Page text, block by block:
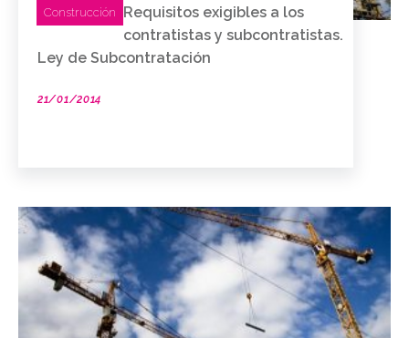
Construcción
Requisitos exigibles a los
contratistas y subcontratistas.
Ley de Subcontratación
21/01/2014